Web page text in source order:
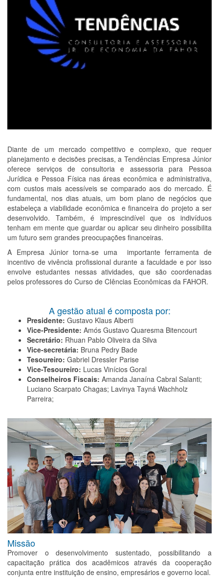
Diante de um mercado competitivo e complexo, que requer
planejamento e decisões precisas, a Tendências Empresa Júnior
oferece serviços de consultoria e assessoria para Pessoa
Jurídica e Pessoa Física nas áreas econômica e administrativa,
com custos mais acessíveis se comparado aos do mercado. É
fundamental, nos dias atuais, um bom plano de negócios que
estabeleça a viabilidade econômica e financeira do projeto a ser
desenvolvido. Também, é imprescindível que os indivíduos
tenham em mente que guardar ou aplicar seu dinheiro possibilita
um futuro sem grandes preocupações financeiras.
A Empresa Júnior torna-se uma importante ferramenta de
incentivo de vivência profissional durante a faculdade e por isso
envolve estudantes nessas atividades, que são coordenadas
pelos professores do Curso de CIências Econômicas da FAHOR.
A gestão atual é composta por:
Presidente: Gustavo Klaus Alberti
Vice-Presidente: Amós Gustavo Quaresma Bitencourt
Secretário: Rhuan Pablo Oliveira da Silva
Vice-secretária: Bruna Pedry Bade
Tesoureiro: Gabriel Dressler Parise
Vice-Tesoureiro: Lucas Vinícios Goral
Conselheiros Fiscais: Amanda Janaína Cabral Salanti;
Luciano Scarpato Chagas; Lavinya Tayná Wachholz
Parreira;
Missão
Promover o desenvolvimento sustentado, possibilitando a
capacitação prática dos acadêmicos através da cooperação
conjunta entre instituição de ensino, empresários e governo local.